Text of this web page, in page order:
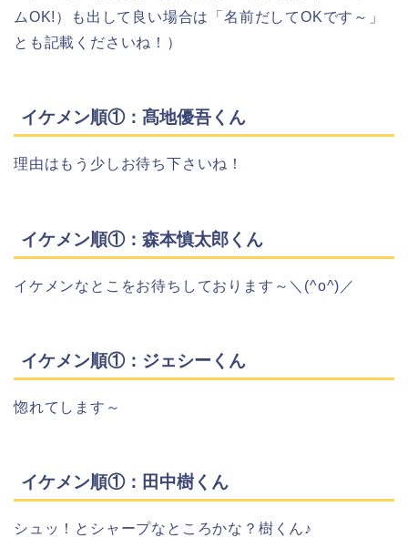
ムOK!）も出して良い場合は「名前だしてOKです～」
とも記載くださいね！）
イケメン順①：髙地優吾くん
理由はもう少しお待ち下さいね！
イケメン順①：森本慎太郎くん
イケメンなとこをお待ちしております～＼(^o^)／
イケメン順①：ジェシーくん
惚れてします～
イケメン順①：田中樹くん
シュッ！とシャープなところかな？樹くん♪